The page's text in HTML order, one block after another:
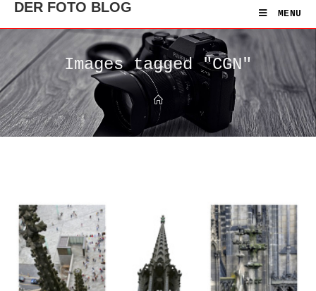
DER FOTO BLOG MENU
Images tagged "CGN"